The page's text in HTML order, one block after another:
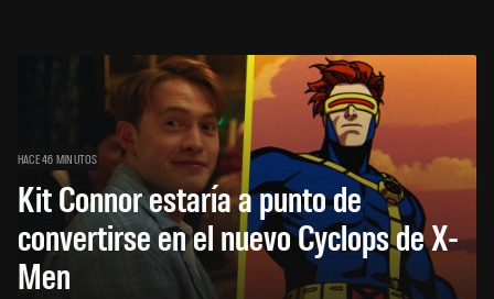
HACE 46 MINUTOS
Kit Connor estaría a punto de
convertirse en el nuevo Cyclops de X-
Men